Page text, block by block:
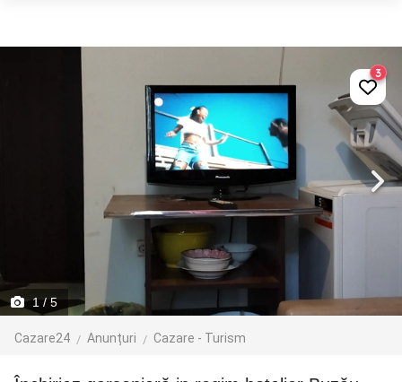
1 / 5
Cazare24 Anunțuri Cazare - Turism
3